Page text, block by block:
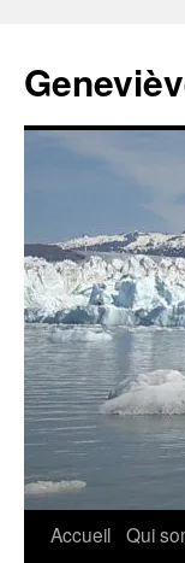
Aller
Accueil Qui